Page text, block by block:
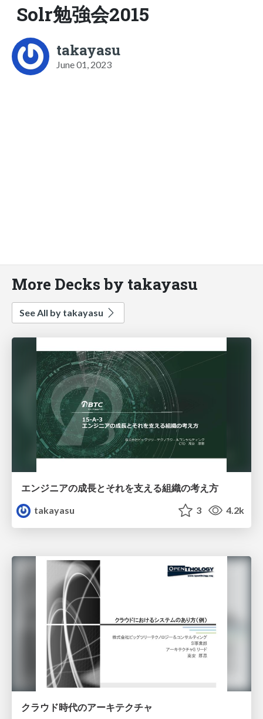
Solr勉強会2015
takayasu
June 01, 2023
More Decks by takayasu
See All by takayasu
エンジニアの成長とそれを支える組織の考え方
takayasu
3 4.2k
クラウド時代のアーキテクチャ